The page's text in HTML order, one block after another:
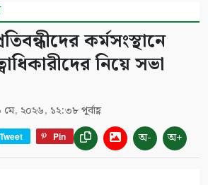
কর্মসংস্থানে
নিয়ে সভা
২০২৬, ১২:৩৮ পূর্বাহ্ণ
Tweet Pin অ- অ+